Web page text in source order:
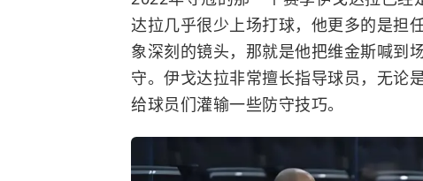
达拉几乎很少上场打球，他更多的是担
象深刻的镜头，那就是他把维金斯喊到
守。伊戈达拉非常擅长指导球员，无论
给球员们灌输一些防守技巧。